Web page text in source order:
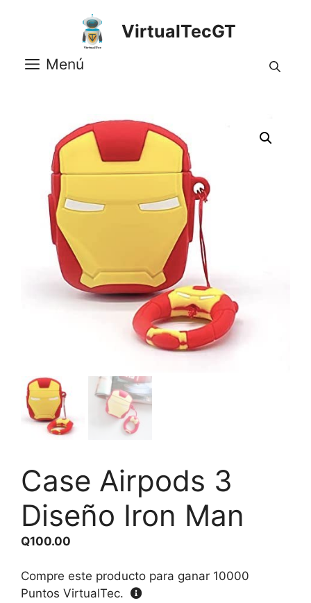
VirtualTecGT
Menú
Case Airpods 3
Diseño Iron Man
Q100.00
Compre este producto para ganar 10000
Puntos VirtualTec.